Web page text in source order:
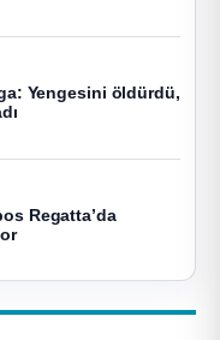
Yengesini öldürdü,
Regatta’da